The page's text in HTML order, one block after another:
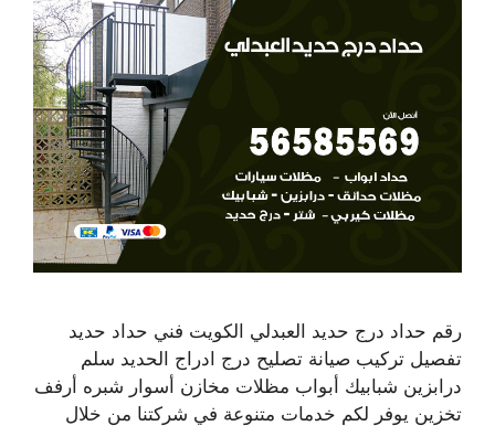
رقم حداد درج حديد العبدلي الكويت فني حداد حديد
تفصيل تركيب صيانة تصليح درج ادراج الحديد سلم
درابزين شبابيك أبواب مظلات مخازن أسوار شبره أرفف
تخزين يوفر لكم خدمات متنوعة في شركتنا من خلال